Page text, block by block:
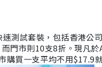
測試套裝，包括香港
門市則10支8折。現凡
購買一支平均不用$17.9